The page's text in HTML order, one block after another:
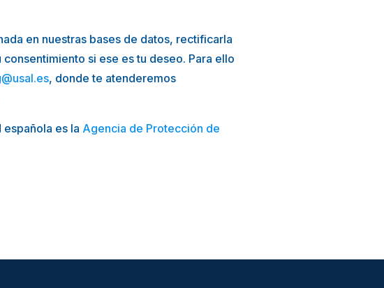
en nuestras bases de datos, rectificarla
si ese es tu deseo. Para ello
, donde te atenderemos
es la Agencia de Protección de